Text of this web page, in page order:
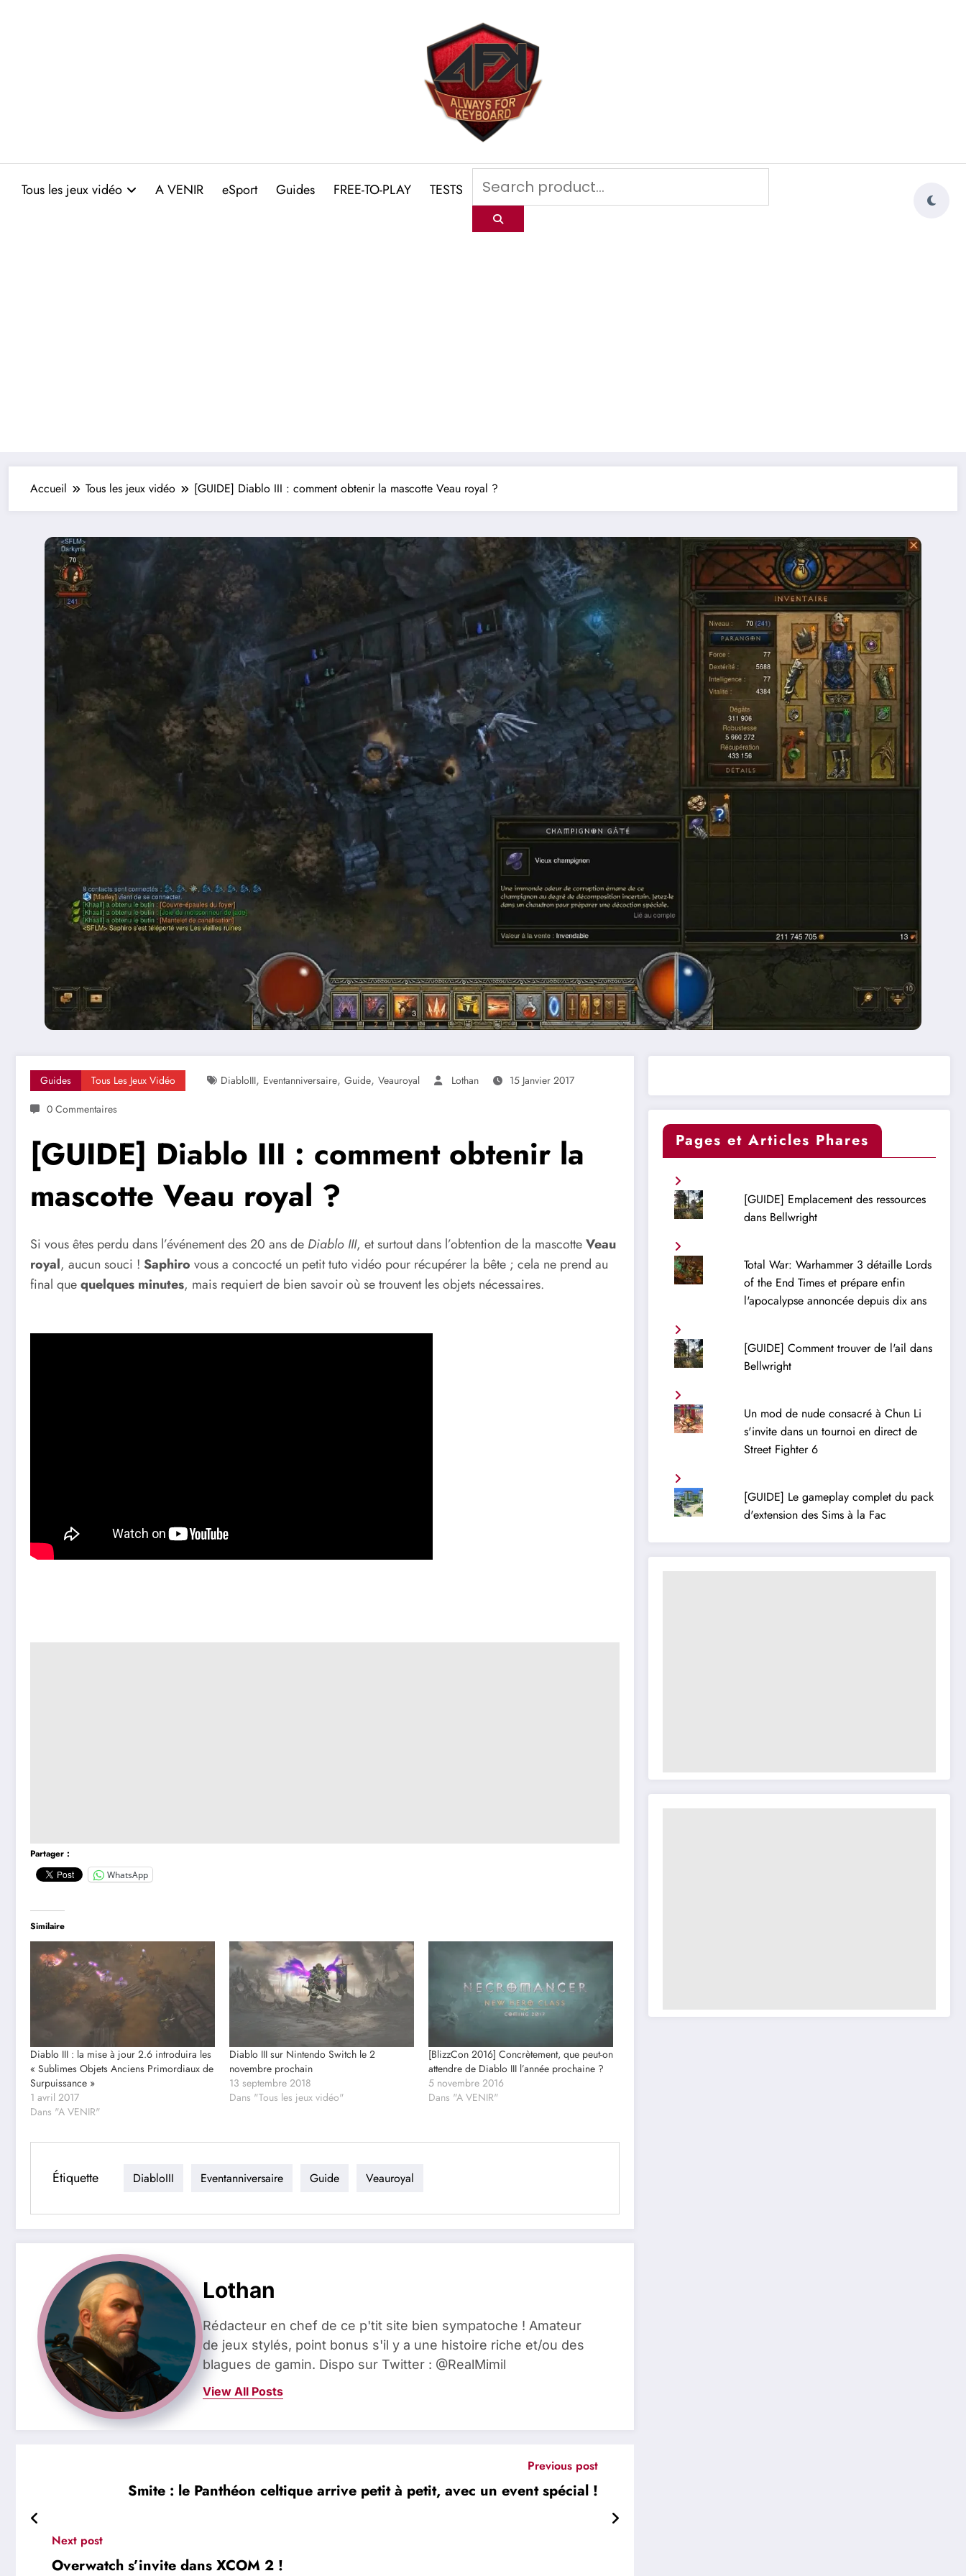
Tous les jeux vidéo A VENIR eSport Guides FREE-TO-PLAY TESTS
Accueil Tous les jeux vidéo [GUIDE] Diablo III : comment obtenir la mascotte Veau royal ?
Guides Tous Les Jeux Vidéo DiabloIII, Eventanniversaire, Guide, Veauroyal Lothan
15 Janvier 2017
0 Commentaires
[GUIDE] Diablo III : comment obtenir la
mascotte Veau royal ?
Si vous êtes perdu dans l’événement des 20 ans de Diablo III, et surtout dans l’obtention de la mascotteVeau
royal, aucun souci ! Saphiro vous a concocté un petit tuto vidéo pour récupérer la bête ; cela ne prend au
final quequelques minutes, mais requiert de bien savoir où se trouvent les objets nécessaires.
Partager :
WhatsApp
Similaire
Diablo III : la mise à jour 2.6 introduira les
« Sublimes Objets Anciens Primordiaux de
Surpuissance »
1 avril 2017
Dans "A VENIR"
Diablo III sur Nintendo Switch le 2
novembre prochain
13 septembre 2018
Dans "Tous les jeux vidéo"
[BlizzCon 2016] Concrètement, que peut-on
attendre de Diablo III l’année prochaine ?
5 novembre 2016
Dans "A VENIR"
Étiquette DiabloIII Eventanniversaire Guide Veauroyal
Lothan
Rédacteur en chef de ce p'tit site bien sympatoche ! Amateur
de jeux stylés, point bonus s'il y a une histoire riche et/ou des
blagues de gamin. Dispo sur Twitter : @RealMimil
View All Posts
Previous post
Smite : le Panthéon celtique arrive petit à petit, avec un event spécial !
Next post
Overwatch s’invite dans XCOM 2 !
Pages et Articles Phares
[GUIDE] Emplacement des ressources
dans Bellwright
Total War: Warhammer 3 détaille Lords
of the End Times et prépare enfin
l'apocalypse annoncée depuis dix ans
[GUIDE] Comment trouver de l'ail dans
Bellwright
Un mod de nude consacré à Chun Li
s'invite dans un tournoi en direct de
Street Fighter 6
[GUIDE] Le gameplay complet du pack
d'extension des Sims à la Fac